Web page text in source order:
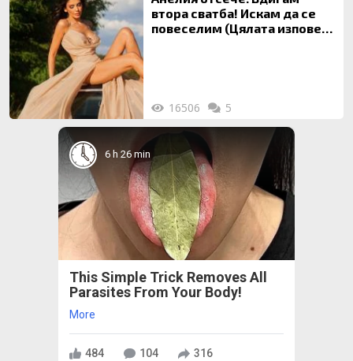
втора сватба! Искам да се
повеселим (Цялата изповед
16506 5
6 h 26 min
This Simple Trick Removes All
Parasites From Your Body!
More
484 104 316